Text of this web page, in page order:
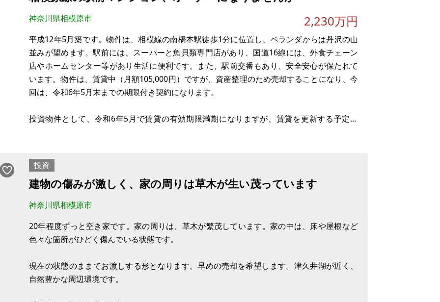
神奈川県相模原市 2,230万円
平成12年5月築です。物件は、相模線の南橋本駅徒歩1分に位置し、ベランダからは丹沢の山
並みが望めます。駅前には、スーパーと魚貝類専門店があり、国道16線には、外食チェーン
店やホームセンター等があり生活に便利です。また、駅前交番もあり、安全安心が保たれて
います。物件は、賃貸中（月額105,000円）ですが、資産整理のため売却することになり、今
回は、令和6年5月末までの期限付き契約になります。
投資物件として、令和6年5月で賃貸の有効期限満期になりますが、賃貸を更新する予定で
令和9年に、リニア中央新幹線が東京と名古屋間を開業すると、仮称「神奈川県駅」と品川駅
間が10分で結ばれることになり
投資
建物の傷みが激しく、家の周りは草木が生い茂っています
神奈川県相模原市
20年程度ずっと空き家です。家の周りは、草木が繁茂しています。家の中は、床や屋根など
色々な箇所がひどく傷んでいる状態です。
現在の状態のままでお渡しする形となります。早めの売却を希望します。津久井湖が近く、
自然豊かな周辺環境です。